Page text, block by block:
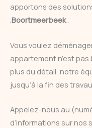
apportons des
.Boortmeerbeek.
Vous voulez
appartement n’est
plus du détail, notre
jusqu’à la fin des
Appelez-nous au
d’informations sur nos